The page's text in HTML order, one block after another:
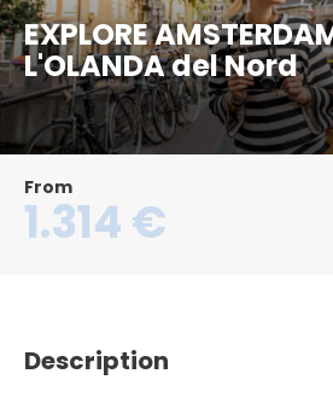
EXPLORE
L'OLANDA del Nord
From
1.314 €
Description